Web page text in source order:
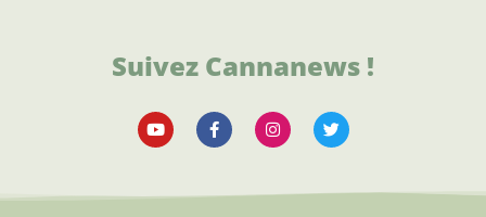
Suivez Cannanews !